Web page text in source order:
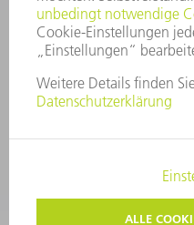
COPYRIGHT UND